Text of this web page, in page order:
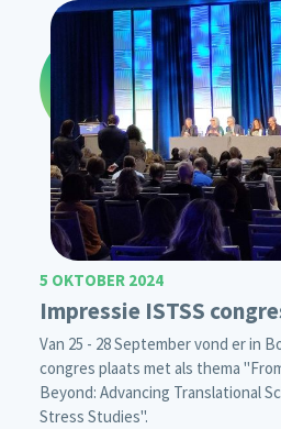
5 OKTOBER 2024
Impressie ISTSS
Van 25 - 28 September vond er in
congres plaats met als thema
Beyond: Advancing Translational
Stress Studies".